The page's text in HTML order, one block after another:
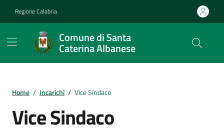
Regione Calabria
Comune di Santa
Caterina Albanese
Home / Incarichi / Vice Sindaco
Vice Sindaco